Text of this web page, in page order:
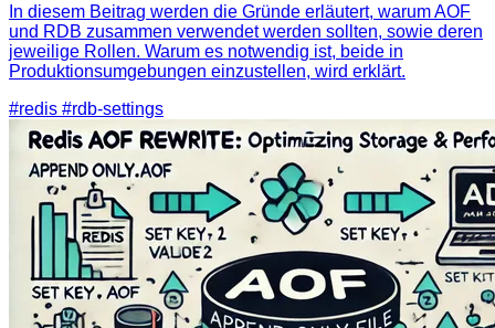
In diesem Beitrag werden die Gründe erläutert, warum AOF
und RDB zusammen verwendet werden sollten, sowie deren
jeweilige Rollen. Warum es notwendig ist, beide in
Produktionsumgebungen einzustellen, wird erklärt.
#redis #rdb-settings